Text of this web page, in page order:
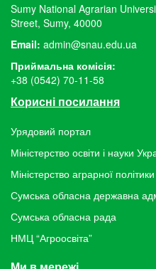
Sumy National Agrarian
Street, Sumy, 40000
Email: admin@snau.edu.ua
Приймальна комісія:
+38 (0542) 70-11-58
Корисні посилання
Урядовий портал
Міністерство освіти і науки
Міністерство аграрної
Сумська обласна державна
Сумська обласна рада
НМЦ “Агроосвіта”